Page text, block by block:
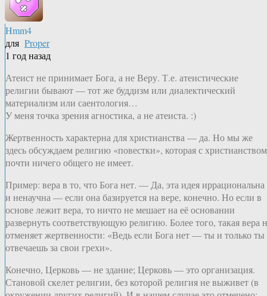
Hmm4
для Proper
1 год назад
Атеист не принимает Бога, а не Веру. Т.е. атеистические
религии бывают — тот же буддизм или диалектический
материализм или саентология…
У меня точка зрения агностика, а не атеиста. :)
Жертвенность характерна для христианства — да. Но мы же
здесь обсуждаем религию «повестки», которая с христианством
почти ничего общего не имеет.
Пример: вера в то, что Бога нет. — Да, эта идея иррациональна
и ненаучна — если она базируется на вере, конечно. Но если в
основе лежит вера, то ничто не мешает на её основании
развернуть соответствующую религию. Более того, такая вера
отменяет жертвенности: «Ведь если Бога нет — ты и только ты
отвечаешь за свои грехи».
Конечно, Церковь — не здание; Церковь — это организация.
Становой скелет религии, без которой религия не выживет (в